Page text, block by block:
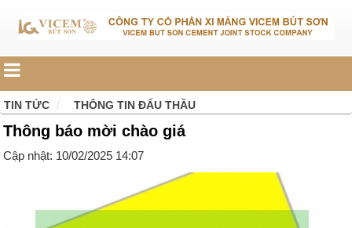
TIN TỨC THÔNG TIN ĐẤU THẦU
Thông báo mời chào giá
Cập nhật: 10/02/2025 14:07